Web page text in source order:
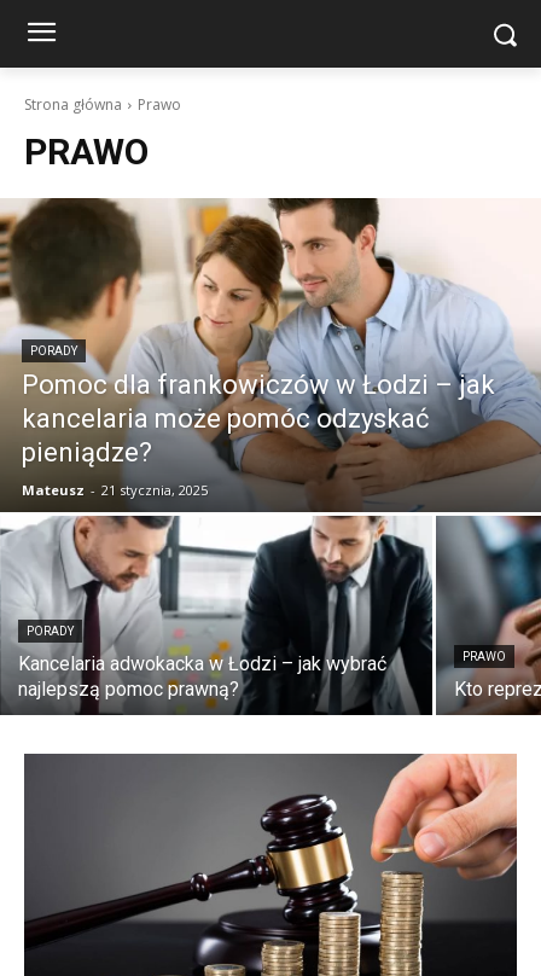
Strona główna Prawo
PRAWO
PORADY
Pomoc dla frankowiczów w Łodzi – jak
kancelaria może pomóc odzyskać
pieniądze?
Mateusz - 21 stycznia, 2025
PORADY
Kancelaria adwokacka w Łodzi – jak wybrać
najlepszą pomoc prawną?
PRAWO
Kto